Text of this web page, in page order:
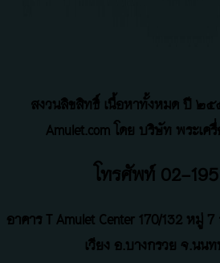
สงวนลิขสิทธิ์ เนื้อหาทั้งหมด ปี ๒๕
Amulet.com โดย บริษัท พระเค
โทรศัพท์ 02-
อาคาร T Amulet Center170/132 หมู่
เวียง อ.บางกรวย จ.นน